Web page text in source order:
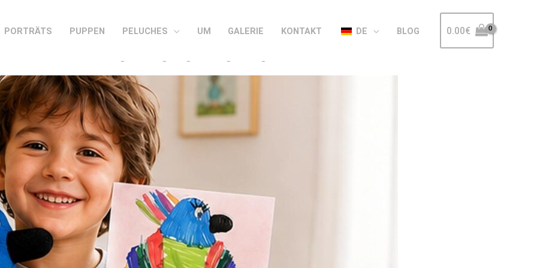
PORTRÄTS PUPPEN PELUCHES UM GALERIE KONTAKT DE BLOG 0.00€